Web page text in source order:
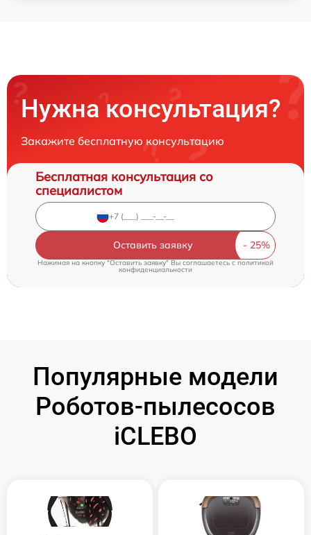
Нужна консультация?
Закажите бесплатную консультацию
Бесплатная консультация со
специалистом
Оставить заявку
Нажимая на кнопку "Оставить заявку" Вы соглашаетесь cполитикой
конфиденциальности
Популярные модели
Роботов-пылесосов
iCLEBO